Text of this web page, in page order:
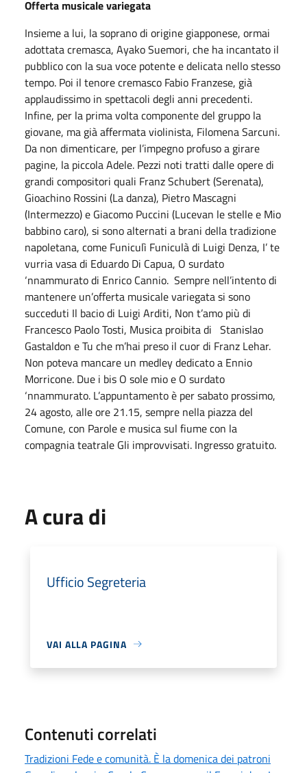
Offerta musicale variegata
Insieme a lui, la soprano di origine giapponese, ormai
adottata cremasca, Ayako Suemori, che ha incantato il
pubblico con la sua voce potente e delicata nello stesso
tempo. Poi il tenore cremasco Fabio Franzese, già
applaudissimo in spettacoli degli anni precedenti.
Infine, per la prima volta componente del gruppo la
giovane, ma già affermata violinista, Filomena Sarcuni.
Da non dimenticare, per l’impegno profuso a girare
pagine, la piccola Adele. Pezzi noti tratti dalle opere di
grandi compositori quali Franz Schubert (Serenata),
Gioachino Rossini (La danza), Pietro Mascagni
(Intermezzo) e Giacomo Puccini (Lucevan le stelle e Mio
babbino caro), si sono alternati a brani della tradizione
napoletana, come Funiculì Funiculà di Luigi Denza, I’ te
vurria vasa di Eduardo Di Capua, O surdato
‘nnammurato di Enrico Cannio. Sempre nell’intento di
mantenere un’offerta musicale variegata si sono
succeduti Il bacio di Luigi Arditi, Non t’amo più di
Francesco Paolo Tosti, Musica proibita di Stanislao
Gastaldon e Tu che m’hai preso il cuor di Franz Lehar.
Non poteva mancare un medley dedicato a Ennio
Morricone. Due i bis O sole mio e O surdato
‘nnammurato. L’appuntamento è per sabato prossimo,
24 agosto, alle ore 21.15, sempre nella piazza del
Comune, con Parole e musica sul fiume con la
compagnia teatrale Gli improvvisati. Ingresso gratuito.
A cura di
Ufficio Segreteria
VAI ALLA PAGINA
Contenuti correlati
Tradizioni Fede e comunità. È la domenica dei patroni